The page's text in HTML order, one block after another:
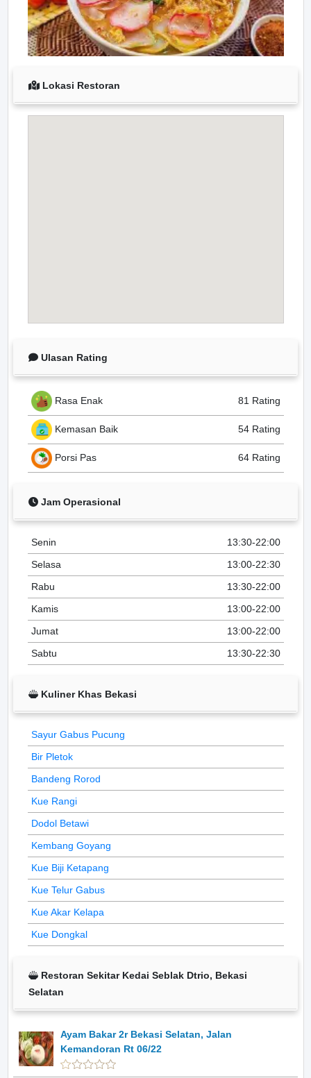
Lokasi Restoran
Ulasan Rating
Rasa Enak 81 Rating
Kemasan Baik 54 Rating
Porsi Pas 64 Rating
Jam Operasional
Senin
13:30-22:00
Selasa
13:00-22:30
Rabu
13:30-22:00
Kamis
13:00-22:00
Jumat
13:00-22:00
Sabtu
13:30-22:30
Kuliner Khas Bekasi
Sayur Gabus Pucung
Bir Pletok
Bandeng Rorod
Kue Rangi
Dodol Betawi
Kembang Goyang
Kue Biji Ketapang
Kue Telur Gabus
Kue Akar Kelapa
Kue Dongkal
Restoran Sekitar Kedai Seblak Dtrio, Bekasi
Selatan
Ayam Bakar 2r Bekasi Selatan, Jalan
Kemandoran Rt 06/22